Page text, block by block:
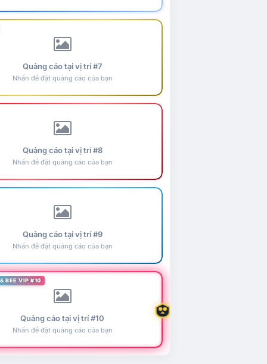
Quảng cáo tại vị trí #7
Nhấn để đặt quảng cáo của bạn
Quảng cáo tại vị trí #8
Nhấn để đặt quảng cáo của bạn
Quảng cáo tại vị trí #9
Nhấn để đặt quảng cáo của bạn
BEE VIP #10
Quảng cáo tại vị trí #10
Nhấn để đặt quảng cáo của bạn